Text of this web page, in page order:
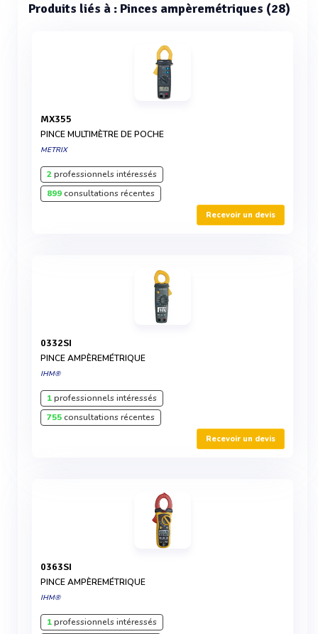
Produits liés à : Pinces ampèremétriques (28)
MX355
PINCE MULTIMÈTRE DE POCHE
METRIX
2professionnels intéressés
899consultations récentes
Recevoir un devis
0332SI
PINCE AMPÈREMÉTRIQUE
IHM®
1professionnels intéressés
755consultations récentes
Recevoir un devis
0363SI
PINCE AMPÈREMÉTRIQUE
IHM®
1professionnels intéressés